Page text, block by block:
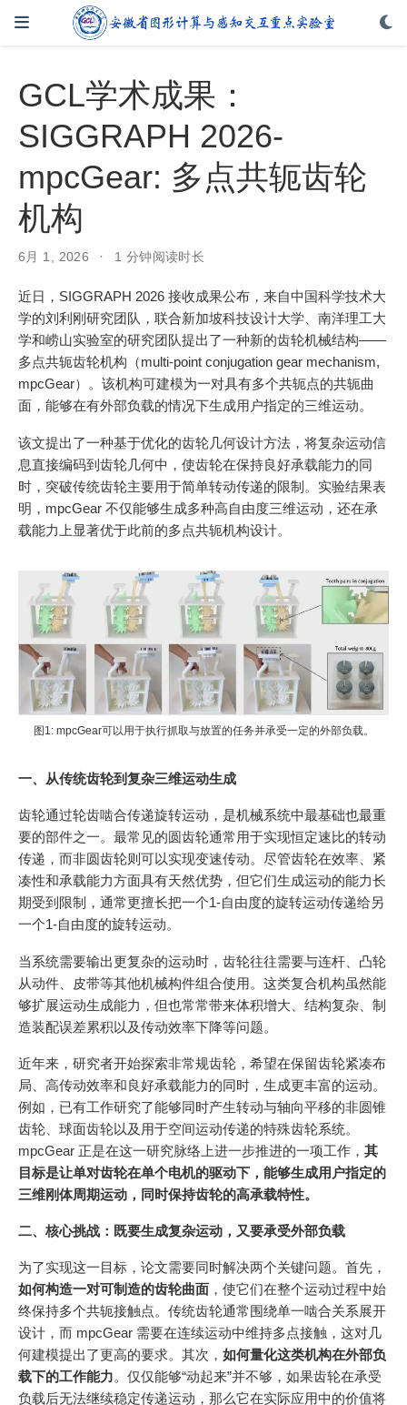
GCL学术成果：
SIGGRAPH 2026-
mpcGear: 多点共轭齿轮
机构
6月 1, 2026 1 分钟阅读时长
近日，SIGGRAPH 2026 接收成果公布，来自中国科学技术大
学的刘利刚研究团队，联合新加坡科技设计大学、南洋理工大
学和崂山实验室的研究团队提出了一种新的齿轮机械结构——
多点共轭齿轮机构（multi-point conjugation gear mechanism,
mpcGear）。该机构可建模为一对具有多个共轭点的共轭曲
面，能够在有外部负载的情况下生成用户指定的三维运动。
该文提出了一种基于优化的齿轮几何设计方法，将复杂运动信
息直接编码到齿轮几何中，使齿轮在保持良好承载能力的同
时，突破传统齿轮主要用于简单转动传递的限制。实验结果表
明，mpcGear 不仅能够生成多种高自由度三维运动，还在承
载能力上显著优于此前的多点共轭机构设计。
图1: mpcGear可以用于执行抓取与放置的任务并承受一定的外部负载。
一、从传统齿轮到复杂三维运动生成
齿轮通过轮齿啮合传递旋转运动，是机械系统中最基础也最重
要的部件之一。最常见的圆齿轮通常用于实现恒定速比的转动
传递，而非圆齿轮则可以实现变速传动。尽管齿轮在效率、紧
凑性和承载能力方面具有天然优势，但它们生成运动的能力长
期受到限制，通常更擅长把一个1-自由度的旋转运动传递给另
一个1-自由度的旋转运动。
当系统需要输出更复杂的运动时，齿轮往往需要与连杆、凸轮
从动件、皮带等其他机械构件组合使用。这类复合机构虽然能
够扩展运动生成能力，但也常常带来体积增大、结构复杂、制
造装配误差累积以及传动效率下降等问题。
近年来，研究者开始探索非常规齿轮，希望在保留齿轮紧凑布
局、高传动效率和良好承载能力的同时，生成更丰富的运动。
例如，已有工作研究了能够同时产生转动与轴向平移的非圆锥
齿轮、球面齿轮以及用于空间运动传递的特殊齿轮系统。
mpcGear 正是在这一研究脉络上进一步推进的一项工作， 其
目标是让单对齿轮在单个电机的驱动下，能够生成用户指定的
三维刚体周期运动，同时保持齿轮的高承载特性。
二、核心挑战：既要生成复杂运动，又要承受外部负载
为了实现这一目标，论文需要同时解决两个关键问题。首先，
如何构造一对可制造的齿轮曲面 ，使它们在整个运动过程中始
终保持多个共轭接触点。传统齿轮通常围绕单一啮合关系展开
设计，而 mpcGear 需要在连续运动中维持多点接触，这对几
何建模提出了更高的要求。其次， 如何量化这类机构在外部负
载下的工作能力。仅仅能够“动起来”并不够，如果齿轮在承受
负载后无法继续稳定传递运动，那么它在实际应用中的价值将